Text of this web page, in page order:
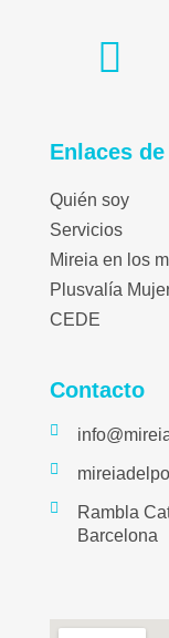
Enlaces
Quién soy
Servicios
Mireia en los
Plusvalía
CEDE
Contacto
Rambla
Barcelona